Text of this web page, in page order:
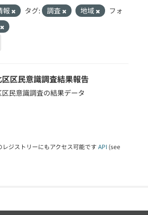
報 タグ: 調査 地域
フォ
区民意識調査結果報告
民意識調査の結果データ
レジストリーにもアクセス可能です API (see